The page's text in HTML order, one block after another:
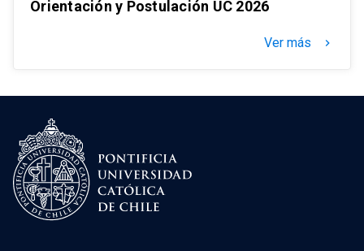
Orientación y Postulación UC 2026
Ver más keyboard_arrow_right